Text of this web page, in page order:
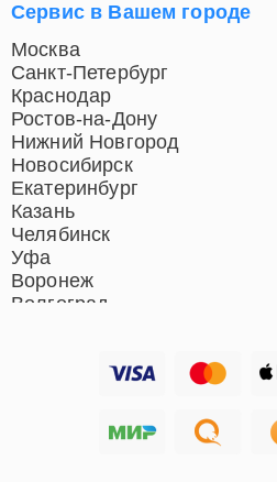
Сервис в Вашем городе
Москва
Санкт-Петербург
Краснодар
Ростов-на-Дону
Нижний Новгород
Новосибирск
Екатеринбург
Казань
Челябинск
Уфа
Воронеж
Волгоград
Хабаровск